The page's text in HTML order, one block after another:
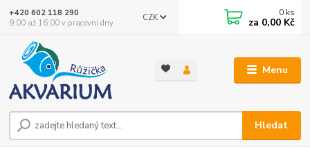
Menu
CZK
Hledat
+420 602 118 290
9:00 až 16:00 v pracovní dny
0 ks
za 0,00 Kč